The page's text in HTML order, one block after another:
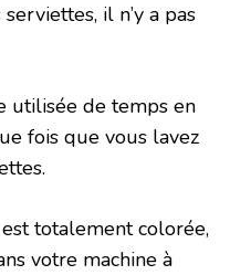
il n’y a pas
utilisée de temps en
fois que vous lavez
totalement colorée,
votre machine à